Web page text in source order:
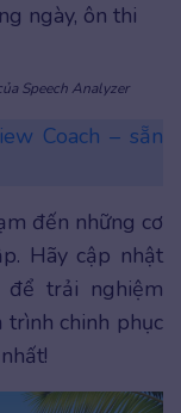
ngày, ôn thi
Speech Analyzer
Coach – sẵn
đến những cơ
Hãy cập nhật
để trải nghiệm
chinh phục